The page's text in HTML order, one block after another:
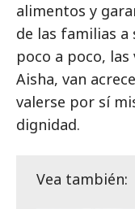
alimentos y
de las familias a
poco a poco,
Aisha, van
valerse por sí
dignidad.
Vea también: